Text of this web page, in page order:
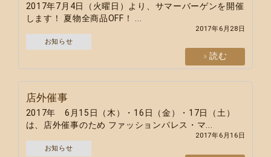
2017年7月4日（火曜日）より、サマーバーゲンを開催
します！ 夏物全商品OFF！ ...
2017年6月28日
お知らせ
» 読む
店外催事
2017年 6月15日（木）・16日（金）・17日（土）
は、店外催事のため ファッションパレス・マ...
2017年6月16日
お知らせ